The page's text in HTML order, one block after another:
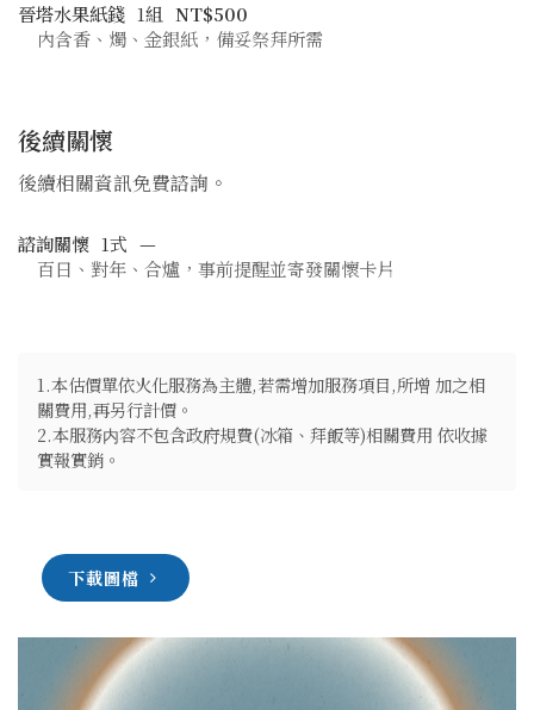
晉塔水果紙錢 1組 NT$500
內含香、燭、金銀紙，備妥祭拜所需
後續關懷
後續相關資訊免費諮詢。
諮詢關懷 1式 —
百日、對年、合爐，事前提醒並寄發關懷卡片
1.本估價單依火化服務為主體,若需增加服務項目,所增 加之相
關費用,再另行計價。
2.本服務内容不包含政府規費(冰箱、拜飯等)相關費用 依收據
實報實銷。
下載圖檔